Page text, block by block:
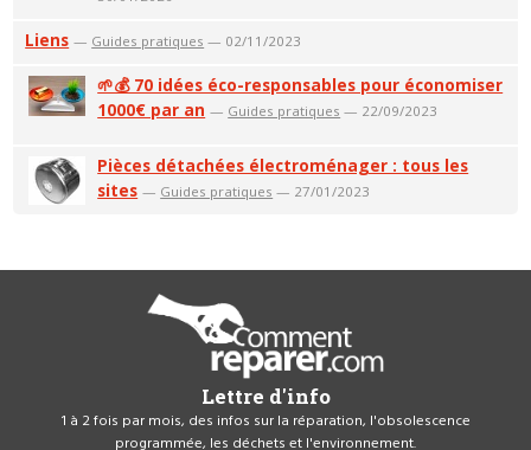
Liens — Guides pratiques — 02/11/2023
🌱💰 70 idées éco-responsables pour économiser
1000€ par an — Guides pratiques — 22/09/2023
Pièces détachées électroménager : tous les
sites — Guides pratiques — 27/01/2023
Lettre d'info
1 à 2 fois par mois, des infos sur la réparation, l'obsolescence
programmée, les déchets et l'environnement.